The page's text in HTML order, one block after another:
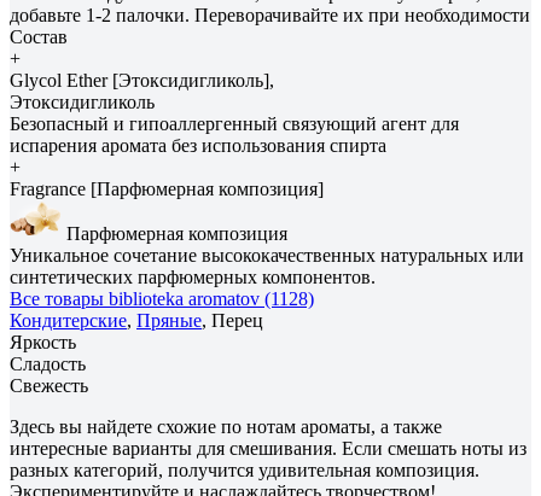
добавьте 1-2 палочки. Переворачивайте их при необходимости
Состав
+
Glycol Ether [Этоксидигликоль],
Этоксидигликоль
Безопасный и гипоаллергенный связующий агент для
испарения аромата без использования спирта
+
Fragrance [Парфюмерная композиция]
Парфюмерная композиция
Уникальное сочетание высококачественных натуральных или
синтетических парфюмерных компонентов.
Все товары biblioteka aromatov (1128)
Кондитерские, Пряные, Перец
Яркость
Сладость
Свежесть
Здесь вы найдете схожие по нотам ароматы, а также
интересные варианты для смешивания. Если смешать ноты из
разных категорий, получится удивительная композиция.
Экспериментируйте и наслаждайтесь творчеством!